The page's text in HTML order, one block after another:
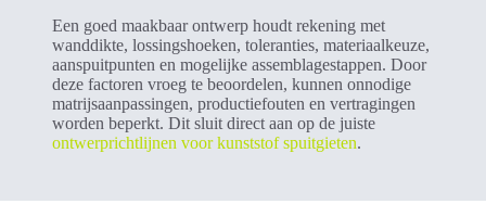
Een goed maakbaar ontwerp houdt rekening met
wanddikte, lossingshoeken, toleranties, materiaalkeuze,
aanspuitpunten en mogelijke assemblagestappen. Door
deze factoren vroeg te beoordelen, kunnen onnodige
matrijsaanpassingen, productiefouten en vertragingen
worden beperkt. Dit sluit direct aan op de juiste
ontwerprichtlijnen voor kunststof spuitgieten.